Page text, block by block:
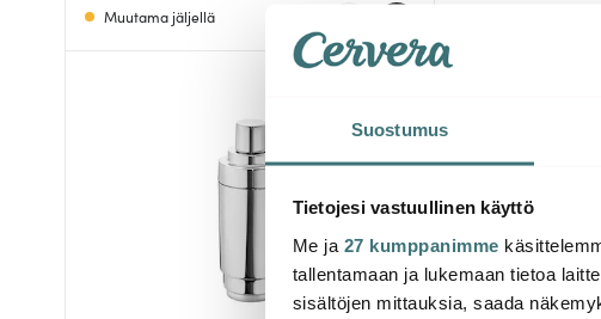
Suostumus
Tietojesi vastuullinen käyttö
Me ja 27 kumppanimme
tallentamaan ja lukemaan tietoa
sisältöjen mittauksia, saada
Muutama jäljellä